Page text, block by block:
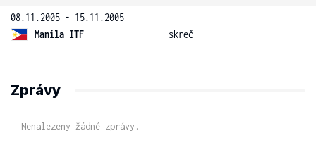
08.11.2005 - 15.11.2005
Manila ITF
skreč
Zprávy
Nenalezeny žádné zprávy.